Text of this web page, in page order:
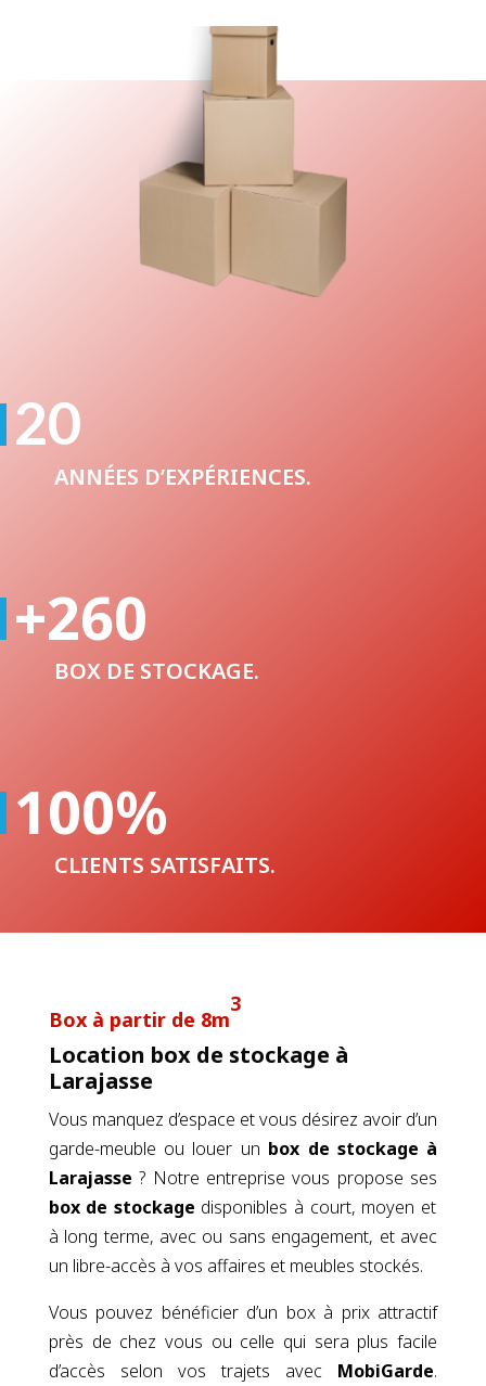
20
ANNÉES D’EXPÉRIENCES.
+260
BOX DE STOCKAGE.
100%
CLIENTS SATISFAITS.
Box à partir de 8m
3
Location box de stockage à
Larajasse
Vous manquez d’espace et vous désirez avoir d’un
garde-meuble ou louer un box de stockage à
Larajasse ? Notre entreprise vous propose ses
box de stockage disponibles à court, moyen et
à long terme, avec ou sans engagement, et avec
un libre-accès à vos affaires et meubles stockés.
Vous pouvez bénéficier d’un box à prix attractif
près de chez vous ou celle qui sera plus facile
d’accès selon vos trajets avec MobiGarde.